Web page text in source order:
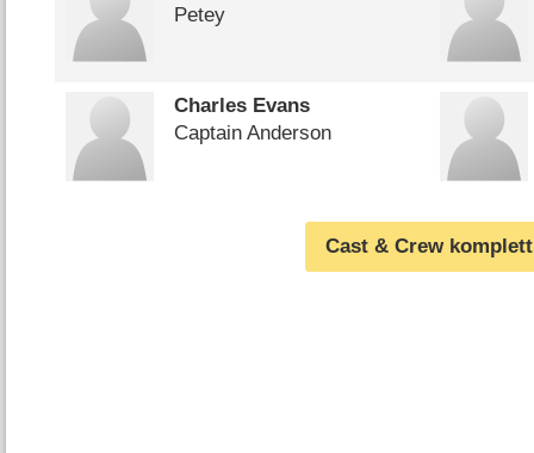
Petey
Charles Evans
Captain Anderson
Cast & Crew komplett